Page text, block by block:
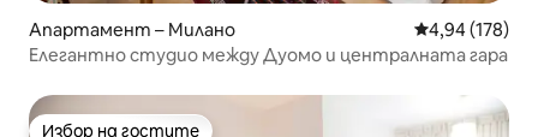
Апартамент – Милано Средна
4,94 (178)
Елегантно студио между Дуомо и централната гара
Избор на гостите